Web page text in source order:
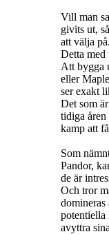
Vill man
givits ut,
att välja på.
Detta med
Att bygga
eller
ser exakt
Det som
tidiga åren
kamp att
Som
Pandor,
de är
Och tror
domineras
potentiella
avyttra